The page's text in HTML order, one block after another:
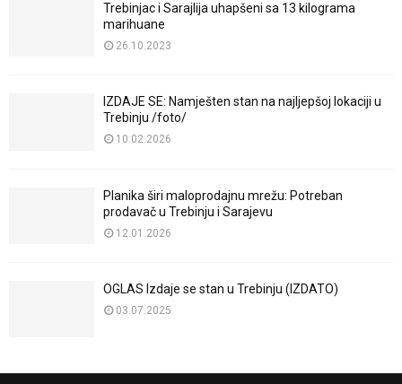
Trebinjac i Sarajlija uhapšeni sa 13 kilograma
marihuane
26.10.2023
IZDAJE SE: Namješten stan na najljepšoj lokaciji u
Trebinju /foto/
10.02.2026
Planika širi maloprodajnu mrežu: Potreban
prodavač u Trebinju i Sarajevu
12.01.2026
OGLAS Izdaje se stan u Trebinju (IZDATO)
03.07.2025